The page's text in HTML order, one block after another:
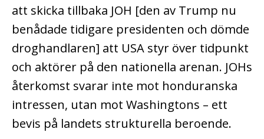
att skicka tillbaka JOH [den av Trump nu
benådade tidigare presidenten och dömde
droghandlaren] att USA styr över tidpunkt
och aktörer på den nationella arenan. JOHs
återkomst svarar inte mot honduranska
intressen, utan mot Washingtons – ett
bevis på landets strukturella beroende.